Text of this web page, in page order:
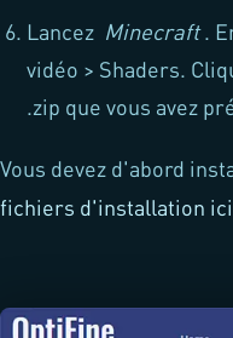
Lancez Minecraft.
vidéo > Shaders.
.zip que vous avez
Vous devez d'abord
fichiers d'installation ici